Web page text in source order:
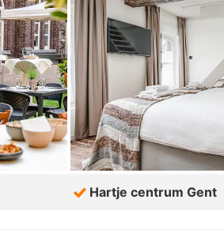
Hartje centrum Gent